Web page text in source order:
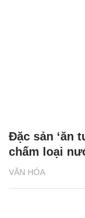
VĂN HÓA
Đặc sản ‘ăn
chấm loại